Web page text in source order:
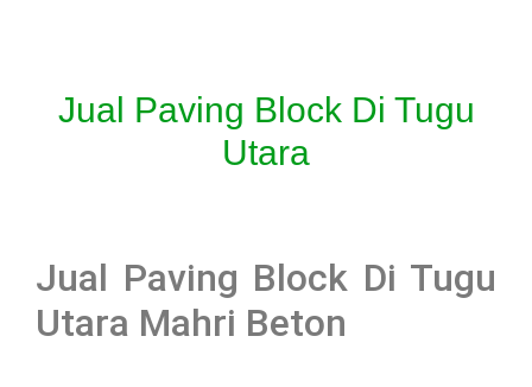
Jual Paving Block Di Tugu
Utara
Jual Paving Block Di Tugu
Utara Mahri Beton